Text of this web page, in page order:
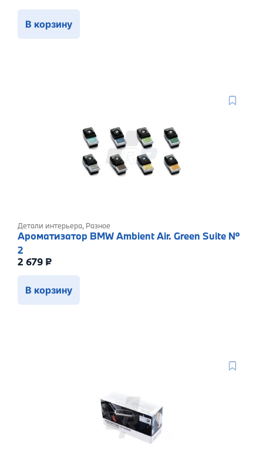
В корзину
Детали интерьера, Разное
Ароматизатор BMW Ambient Air. Green Suite №
2
2 679 ₽
В корзину